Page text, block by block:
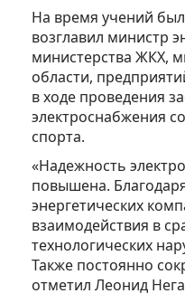
На время учений
возглавил министр
министерства ЖКХ,
области,
в ходе проведения
электроснабжения
спорта.
«Надежность
повышена.
энергетических
взаимодействия в
технологических
Также постоянно
отметил Леонид